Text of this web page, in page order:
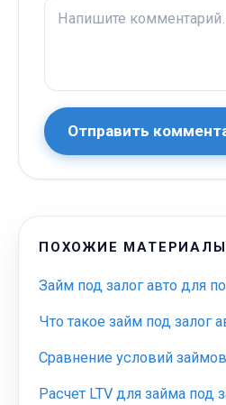
Отправить
ПОХОЖИЕ МАТЕРИАЛЫ
Займ под залог авто для
Что такое займ под залог
Сравнение условий
Расчет LTV для займа под